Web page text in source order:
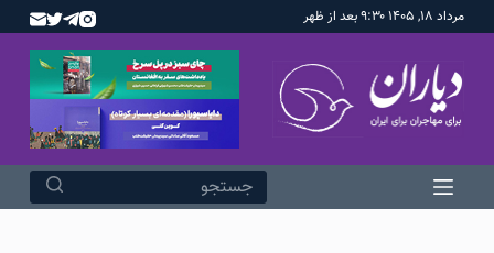
م
مرداد ۱۸, ۱۴۰۵ ۹:۳۰ بعد از ظهر